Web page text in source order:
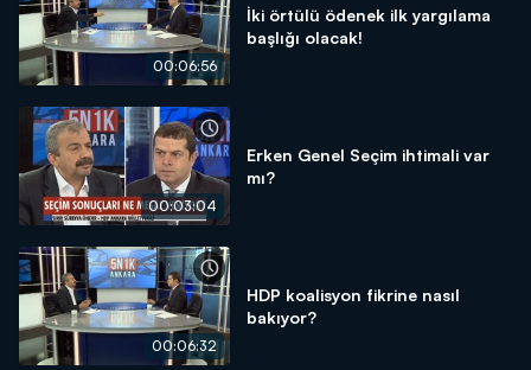
00:06:56
İki örtülü ödenek ilk yargılama
başlığı olacak!
00:03:04
Erken Genel Seçim ihtimali var
mı?
00:06:32
HDP koalisyon fikrine nasıl
bakıyor?